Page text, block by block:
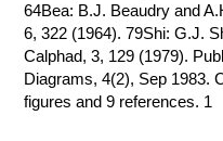
64Bea: B.J. Beaudry and
6, 322 (1964). 79Shi: G.J.
Calphad, 3, 129 (1979).
Diagrams, 4(2), Sep 1983.
figures and 9 references. 1